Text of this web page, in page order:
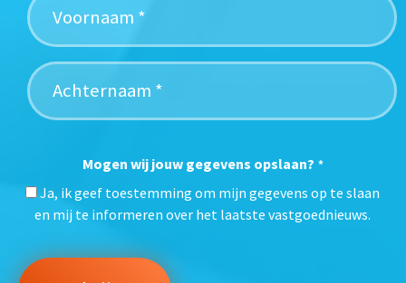
Mogen wij jouw gegevens opslaan? *
Ja, ik geef toestemming om mijn gegevens op te slaan
en mij te informeren over het laatste vastgoednieuws.